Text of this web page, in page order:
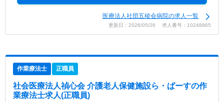
医療法人社団五稜会病院の求人一覧
更新日：2026/05/26 求人番号：10248865
作業療法士 正職員
社会医療法人禎心会 介護老人保健施設ら・ぱーすの作
業療法士求人(正職員)